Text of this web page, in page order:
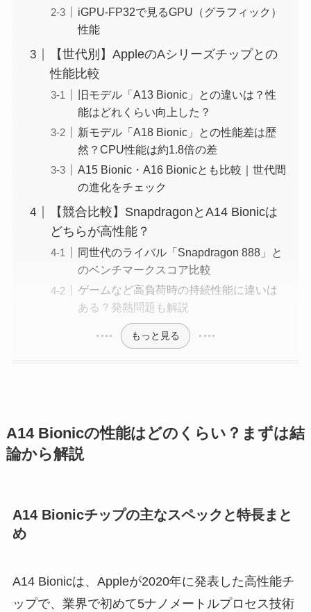
iGPU-FP32で見るGPU（グラフィック）
性能
【世代別】AppleのAシリーズチップとの
性能比較
旧モデル「A13 Bionic」との違いは？性
能はどれくらい向上した？
新モデル「A18 Bionic」との性能差は歴
然？CPU性能は約1.8倍の差
A15 Bionic・A16 Bionicとも比較｜世代間
の進化をチェック
【競合比較】SnapdragonとA14 Bionicは
どちらが高性能？
同世代のライバル「Snapdragon 888」と
のベンチマークスコア比較
ゲームなど高負荷時の持続性能に違いは
ある？発熱問題も解説
もっと見る
A14 Bionicの性能はどのくらい？まずは結
論から解説
A14 Bionicチップの主なスペックと特長まと
め
A14 Bionicは、Appleが2020年に発表した高性能チ
ップで、業界で初めて5ナノメートルプロセス技術